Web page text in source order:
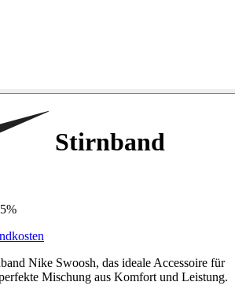
Stirnband
Nike Swoosh, das ideale Accessoire für
Mischung aus Komfort und Leistung.